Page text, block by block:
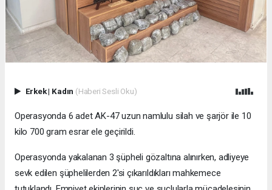
Erkek| Kadın (Haberi Sesli Oku)
Operasyonda 6 adet AK-47 uzun namlulu silah ve şarjör ile 10
kilo 700 gram esrar ele geçirildi.
Operasyonda yakalanan 3 şüpheli gözaltına alınırken, adliyeye
sevk edilen şüphelilerden 2'si çıkarıldıkları mahkemece